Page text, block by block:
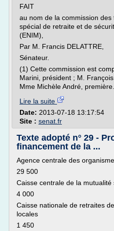
FAIT
au nom de la commission
spécial de retraite et de
(ENIM),
Par M. Francis DELATTRE,
Sénateur.
(1) Cette commission est
Marini, président ; M.
Mme Michèle André, première...
Lire la suite
Date: 2013-07-18 13:17:54
Site : senat.fr
Texte adopté n° 29 -
financement de la ...
Agence centrale des
29 500
Caisse centrale de la mutualité
4 000
Caisse nationale de retraites
locales
1 450